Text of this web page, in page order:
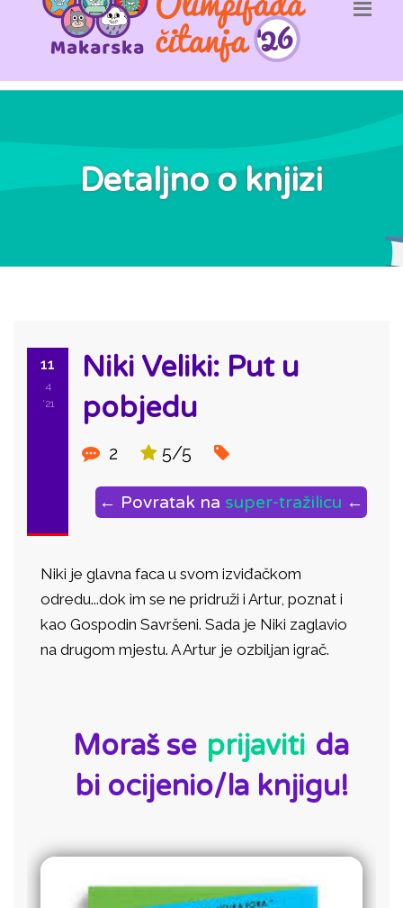
Detaljno o knjizi
11
4
'21
Niki Veliki: Put u
pobjedu
2 5/5
← Povratak na super-tražilicu ←
Niki je glavna faca u svom izviđačkom
odredu...dok im se ne pridruži i Artur, poznat i
kao Gospodin Savršeni. Sada je Niki zaglavio
na drugom mjestu. A Artur je ozbiljan igrač.
Moraš se prijaviti da
bi ocijenio/la knjigu!